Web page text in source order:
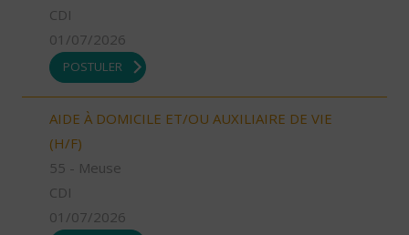
CDI
01/07/2026
POSTULER
AIDE À DOMICILE ET/OU AUXILIAIRE DE VIE
(H/F)
55 - Meuse
CDI
01/07/2026